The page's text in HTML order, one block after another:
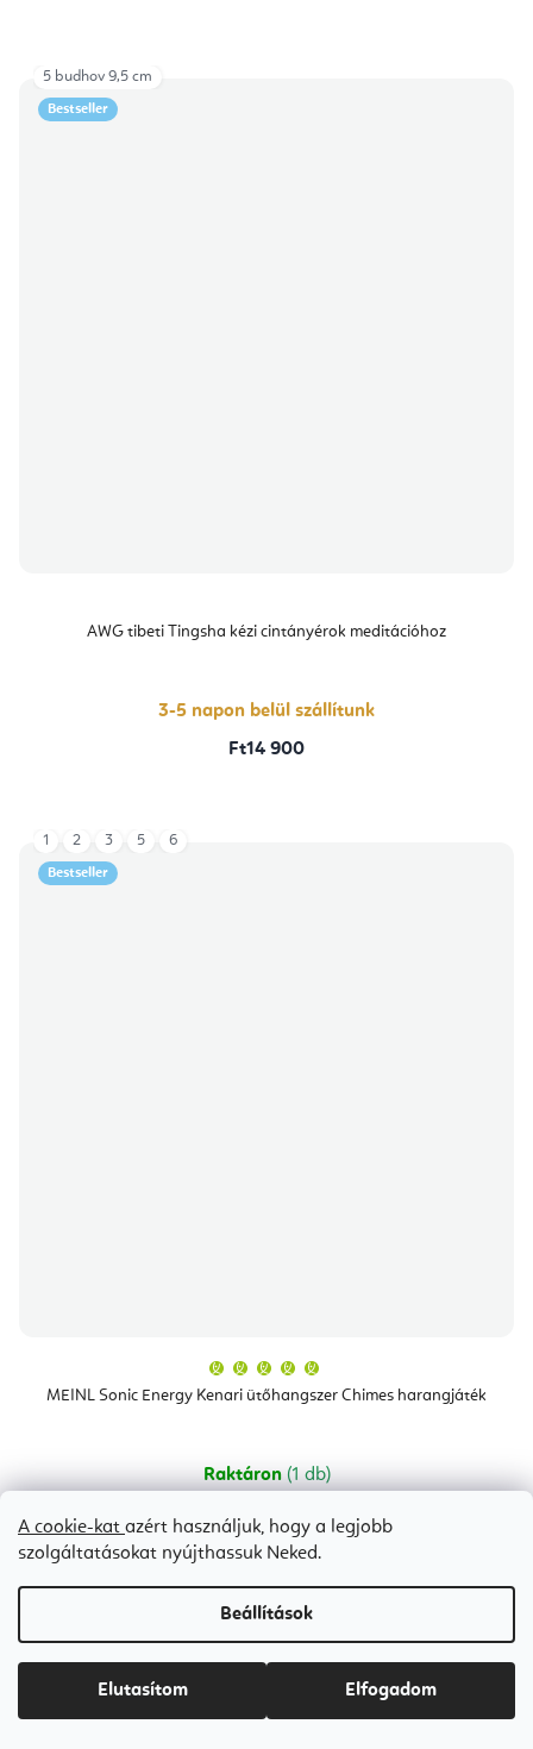
A cookie-kat azért használjuk, hogy a legjobb
szolgáltatásokat nyújthassuk Neked.
Beállítások
Elutasítom Elfogadom
Bestseller
AWG tibeti Tingsha kézi cintányérok meditációhoz
3-5 napon belül szállítunk
Ft14 900
5 budhov 9,5 cm
Bestseller
MEINL Sonic Energy Kenari ütőhangszer Chimes harangjáték
átlagos
értékelése
csillag.
Raktáron (1 db)
1 2 3 5 6
60 cm